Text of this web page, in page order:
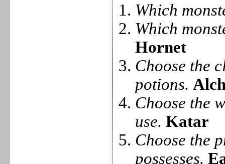
Which
Which
Hornet
Choose the
potions.
Choose the
use.Katar
Choose the
possesses.